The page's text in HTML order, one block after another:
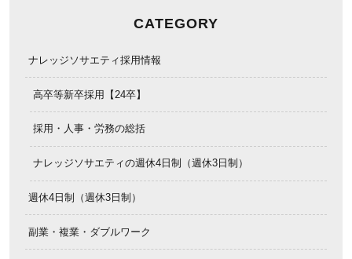
CATEGORY
ナレッジソサエティ採用情報
高卒等新卒採用【24卒】
採用・人事・労務の総括
ナレッジソサエティの週休4日制（週休3日制）
週休4日制（週休3日制）
副業・複業・ダブルワーク